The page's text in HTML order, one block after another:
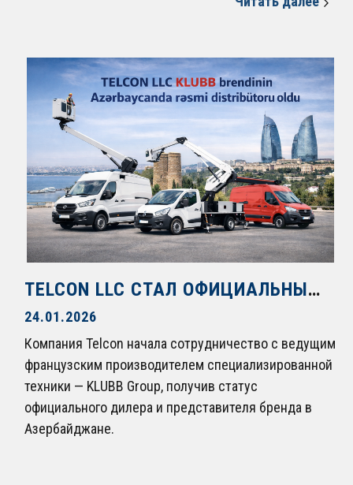
TELCON LLC СТАЛ ОФИЦИАЛЬНЫМ ДИСТРИБЬЮТОРОМ МАРКИ KLUBB В АЗЕРБАЙДЖАНЕ
24.01.2026
Компания Telcon начала сотрудничество с ведущим
французским производителем специализированной
техники — KLUBB Group, получив статус
официального дилера и представителя бренда в
Азербайджане.